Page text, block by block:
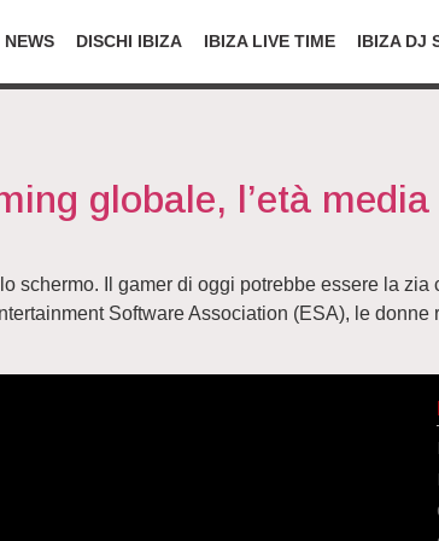
NEWS DISCHI IBIZA IBIZA LIVE TIME IBIZA DJ
globale, l’età
schermo. Il gamer di oggi potrebbe essere la
Software Association (ESA), le